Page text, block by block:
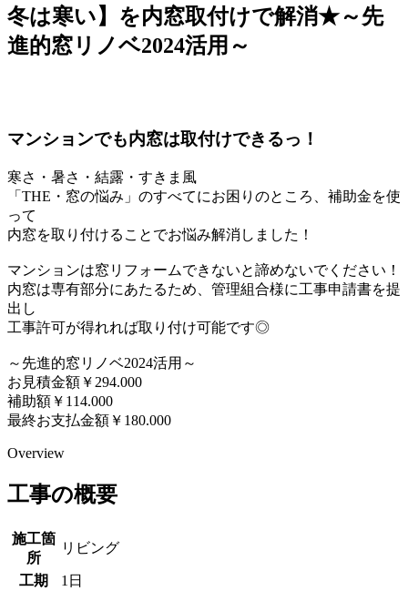
冬は寒い】を内窓取付けで解消★～先
進的窓リノベ2024活用～
マンションでも内窓は取付けできるっ！
寒さ・暑さ・結露・すきま風
「THE・窓の悩み」のすべてにお困りのところ、補助金を使
って
内窓を取り付けることでお悩み解消しました！
マンションは窓リフォームできないと諦めないでください！
内窓は専有部分にあたるため、管理組合様に工事申請書を提
出し
工事許可が得れれば取り付け可能です◎
～先進的窓リノベ2024活用～
お見積金額￥294.000
補助額￥114.000
最終お支払金額￥180.000
Overview
工事の概要
施工箇
所
リビング
工期
1日